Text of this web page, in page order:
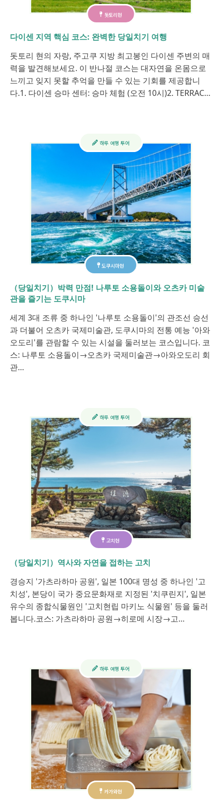
돗토리현
다이센 지역 핵심 코스: 완벽한 당일치기 여행
돗토리 현의 자랑, 주고쿠 지방 최고봉인 다이센 주변의 매
력을 발견해보세요. 이 반나절 코스는 대자연을 온몸으로
느끼고 잊지 못할 추억을 만들 수 있는 기회를 제공합니
다.1. 다이센 승마 센터: 승마 체험 (오전 10시)2. TERRAC…
도쿠시마현
하루 여행 투어
（당일치기）박력 만점! 나루토 소용돌이와 오츠카 미술
관을 즐기는 도쿠시마
세계 3대 조류 중 하나인 '나루토 소용돌이'의 관조선 승선
과 더불어 오츠카 국제미술관, 도쿠시마의 전통 예능 '아와
오도리'를 관람할 수 있는 시설을 둘러보는 코스입니다. 코
스: 나루토 소용돌이→오츠카 국제미술관→아와오도리 회
관…
고치현
하루 여행 투어
（당일치기）역사와 자연을 접하는 고치
경승지 '가츠라하마 공원', 일본 100대 명성 중 하나인 '고
치성', 본당이 국가 중요문화재로 지정된 '치쿠린지', 일본
유수의 종합식물원인 '고치현립 마키노 식물원' 등을 둘러
봅니다.​ 코스: 가츠라하마 공원→히로메 시장→고…
카가와현
하루 여행 투어